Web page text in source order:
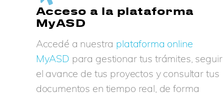
Acceso a la plataforma
MyASD
Accedé a nuestra plataforma online
MyASD para gestionar tus trámites, seguir
el avance de tus proyectos y consultar tus
documentos en tiempo real, de forma